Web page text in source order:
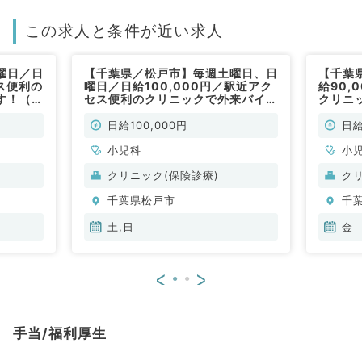
この求人と条件が近い求人
日／日
便利の
！（小
【千葉県／松戸市】毎週土曜日、日
曜日／日給100,000円／駅近アク
セス便利のクリニックで外来バイト
日給100,000円
小児科
クリニック(保険診療)
千葉県松戸市
土,日
【千
給
クリニ
日
小
ク
千
金
< >
手当/福利厚生